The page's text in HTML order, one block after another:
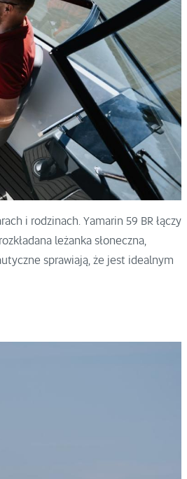
i rodzinach. Yamarin 59 BR łączy
leżanka słoneczna,
sprawiają, że jest idealnym